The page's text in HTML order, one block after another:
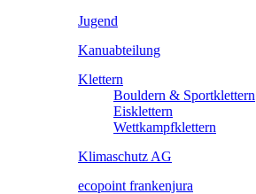
Jugend
Kanuabteilung
Klettern
Bouldern & Sportklettern
Eisklettern
Wettkampfklettern
Klimaschutz AG
ecopoint frankenjura